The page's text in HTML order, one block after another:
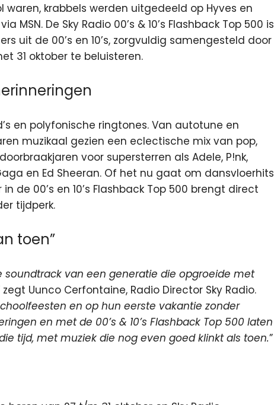
krabbels werden uitgedeeld op Hyves en
De Sky Radio 00’s & 10’s Flashback Top 500 is
uit de 00’s en 10’s, zorgvuldig samengesteld door
31 oktober te beluisteren.
en polyfonische ringtones. Van autotune en
muzikaal gezien een eclectische mix van pop,
voor supersterren als Adele, P!nk,
en Ed Sheeran. Of het nu gaat om dansvloerhits
de 00’s en 10’s Flashback Top 500 brengt direct
tijdperk.
toen”
soundtrack van een generatie die opgroeide met
zegt Uunco Cerfontaine, Radio Director Sky Radio.
en op hun eerste vakantie zonder
en met de 00’s & 10’s Flashback Top 500 laten
tijd, met muziek die nog even goed klinkt als toen.”